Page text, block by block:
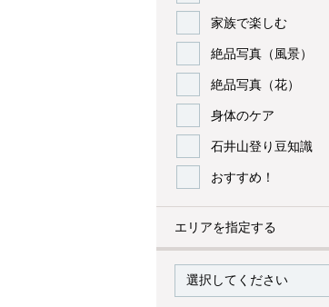
家族で楽しむ
絶品写真（風景）
絶品写真（花）
身体のケア
石井山登り豆知識
おすすめ！
エリアを指定する